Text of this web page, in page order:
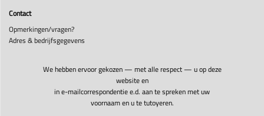
Contact
Opmerkingen/vragen?
Adres & bedrijfsgegevens
We hebben ervoor gekozen — met alle respect — u op deze
website en
in e-mailcorrespondentie e.d. aan te spreken met uw
voornaam en u te tutoyeren.